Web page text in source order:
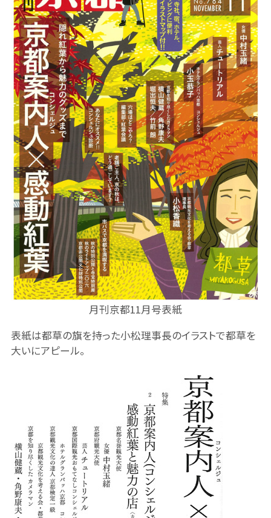
月刊京都11月号表紙
表紙は都草の旗を持った小松理事長のイラストで都草を
大いにアピール。